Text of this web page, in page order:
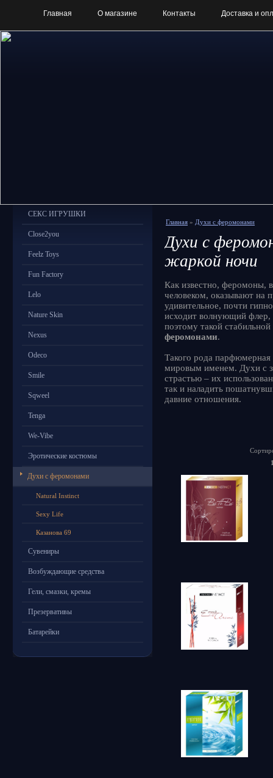
Главная О магазине Контакты Доставка и
СЕКС ИГРУШКИ
Close2you
Feelz Toys
Fun Factory
Lelo
Nature Skin
Nexus
Odeco
Smile
Sqweel
Tenga
We-Vibe
Эротические костюмы
Духи с феромонами
Natural Instinct
Sexy Life
Казанова 69
Сувениры
Возбуждающие средства
Гели, смазки, кремы
Презервативы
Батарейки
Главная » Духи с феромонами
Духи с
жаркой ночи
Как известно, феромоны,
человеком, оказывают на
удивительное, почти
исходит волнующий
поэтому такой
феромонами.
Такого рода
мировым именем. Духи с
страстью – их
так и наладить
давние отношения.